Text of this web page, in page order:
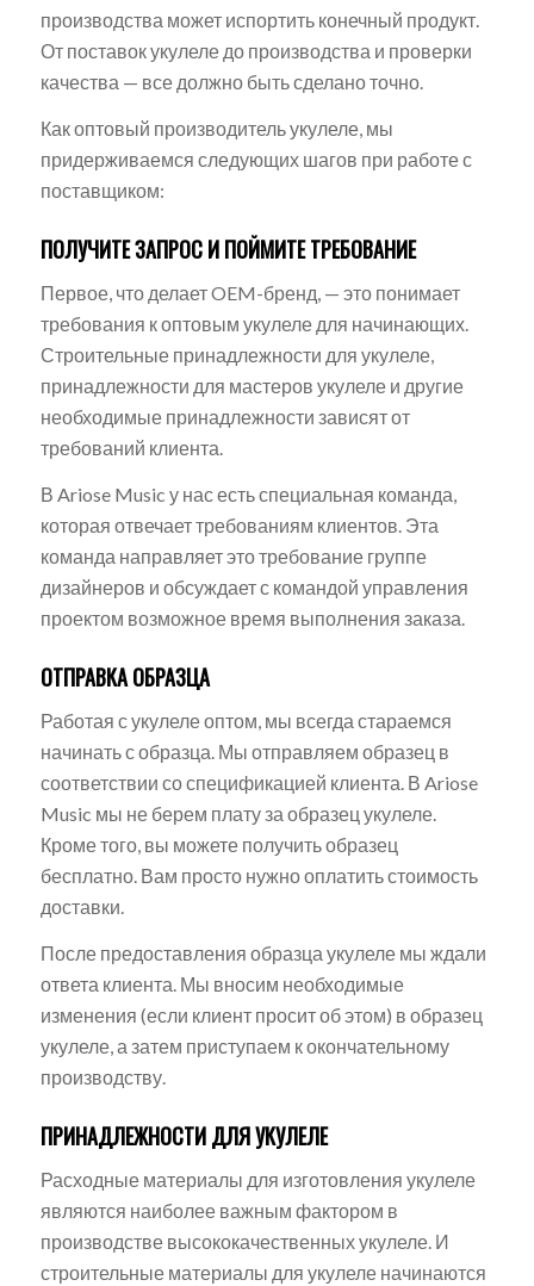
производства может испортить конечный продукт.
От поставок укулеле до производства и проверки
качества — все должно быть сделано точно.
Как оптовый производитель укулеле, мы
придерживаемся следующих шагов при работе с
поставщиком:
ПОЛУЧИТЕ ЗАПРОС И ПОЙМИТЕ ТРЕБОВАНИЕ
Первое, что делает OEM-бренд, — это понимает
требования к оптовым укулеле для начинающих.
Строительные принадлежности для укулеле,
принадлежности для мастеров укулеле и другие
необходимые принадлежности зависят от
требований клиента.
В Ariose Music у нас есть специальная команда,
которая отвечает требованиям клиентов. Эта
команда направляет это требование группе
дизайнеров и обсуждает с командой управления
проектом возможное время выполнения заказа.
ОТПРАВКА ОБРАЗЦА
Работая с укулеле оптом, мы всегда стараемся
начинать с образца. Мы отправляем образец в
соответствии со спецификацией клиента. В Ariose
Music мы не берем плату за образец укулеле.
Кроме того, вы можете получить образец
бесплатно. Вам просто нужно оплатить стоимость
доставки.
После предоставления образца укулеле мы ждали
ответа клиента. Мы вносим необходимые
изменения (если клиент просит об этом) в образец
укулеле, а затем приступаем к окончательному
производству.
ПРИНАДЛЕЖНОСТИ ДЛЯ УКУЛЕЛЕ
Расходные материалы для изготовления укулеле
являются наиболее важным фактором в
производстве высококачественных укулеле. И
строительные материалы для укулеле начинаются